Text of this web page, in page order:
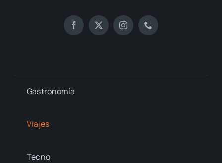
Gastronomía
Viajes
Tecno